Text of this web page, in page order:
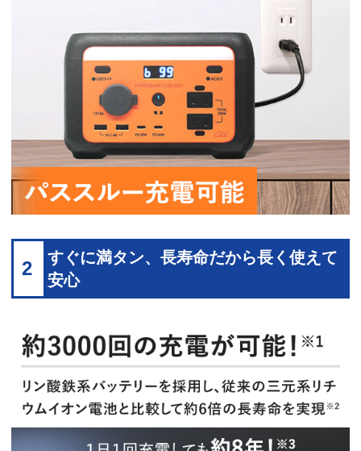
2
すぐに満タン、長寿命だから長く使えて
安心